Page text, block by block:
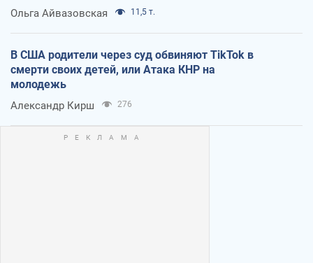
Ольга Айвазовская 11,5 т.
В США родители через суд обвиняют TikTok в
смерти своих детей, или Атака КНР на
молодежь
Александр Кирш 276